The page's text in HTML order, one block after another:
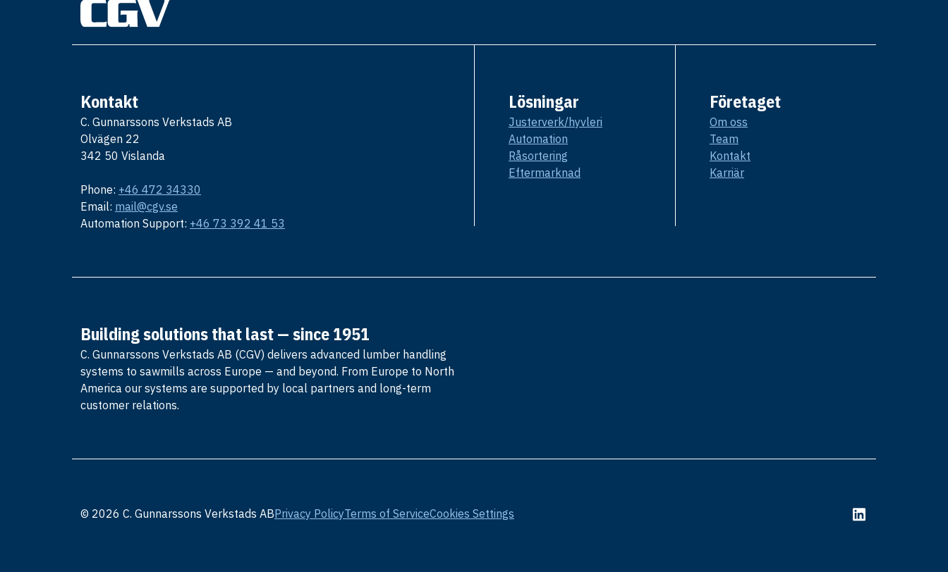
Kontakt
C. Gunnarssons Verkstads AB
Olvägen 22
342 50 Vislanda
Phone: +46 472 34330
Email: mail@cgv.se
Automation Support: +46 73 392 41 53
Lösningar
Justerverk/hyvleri
Automation
Råsortering
Eftermarknad
Företaget
Om oss
Team
Kontakt
Karriär
Building solutions that last — since 1951
C. Gunnarssons Verkstads AB (CGV) delivers advanced lumber handling
systems to sawmills across Europe — and beyond. From Europe to North
America our systems are supported by local partners and long-term
customer relations.
© 2026 C. Gunnarssons Verkstads ABPrivacy PolicyTerms of ServiceCookies Settings